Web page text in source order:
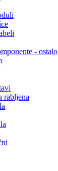
- ostalo
rabljena